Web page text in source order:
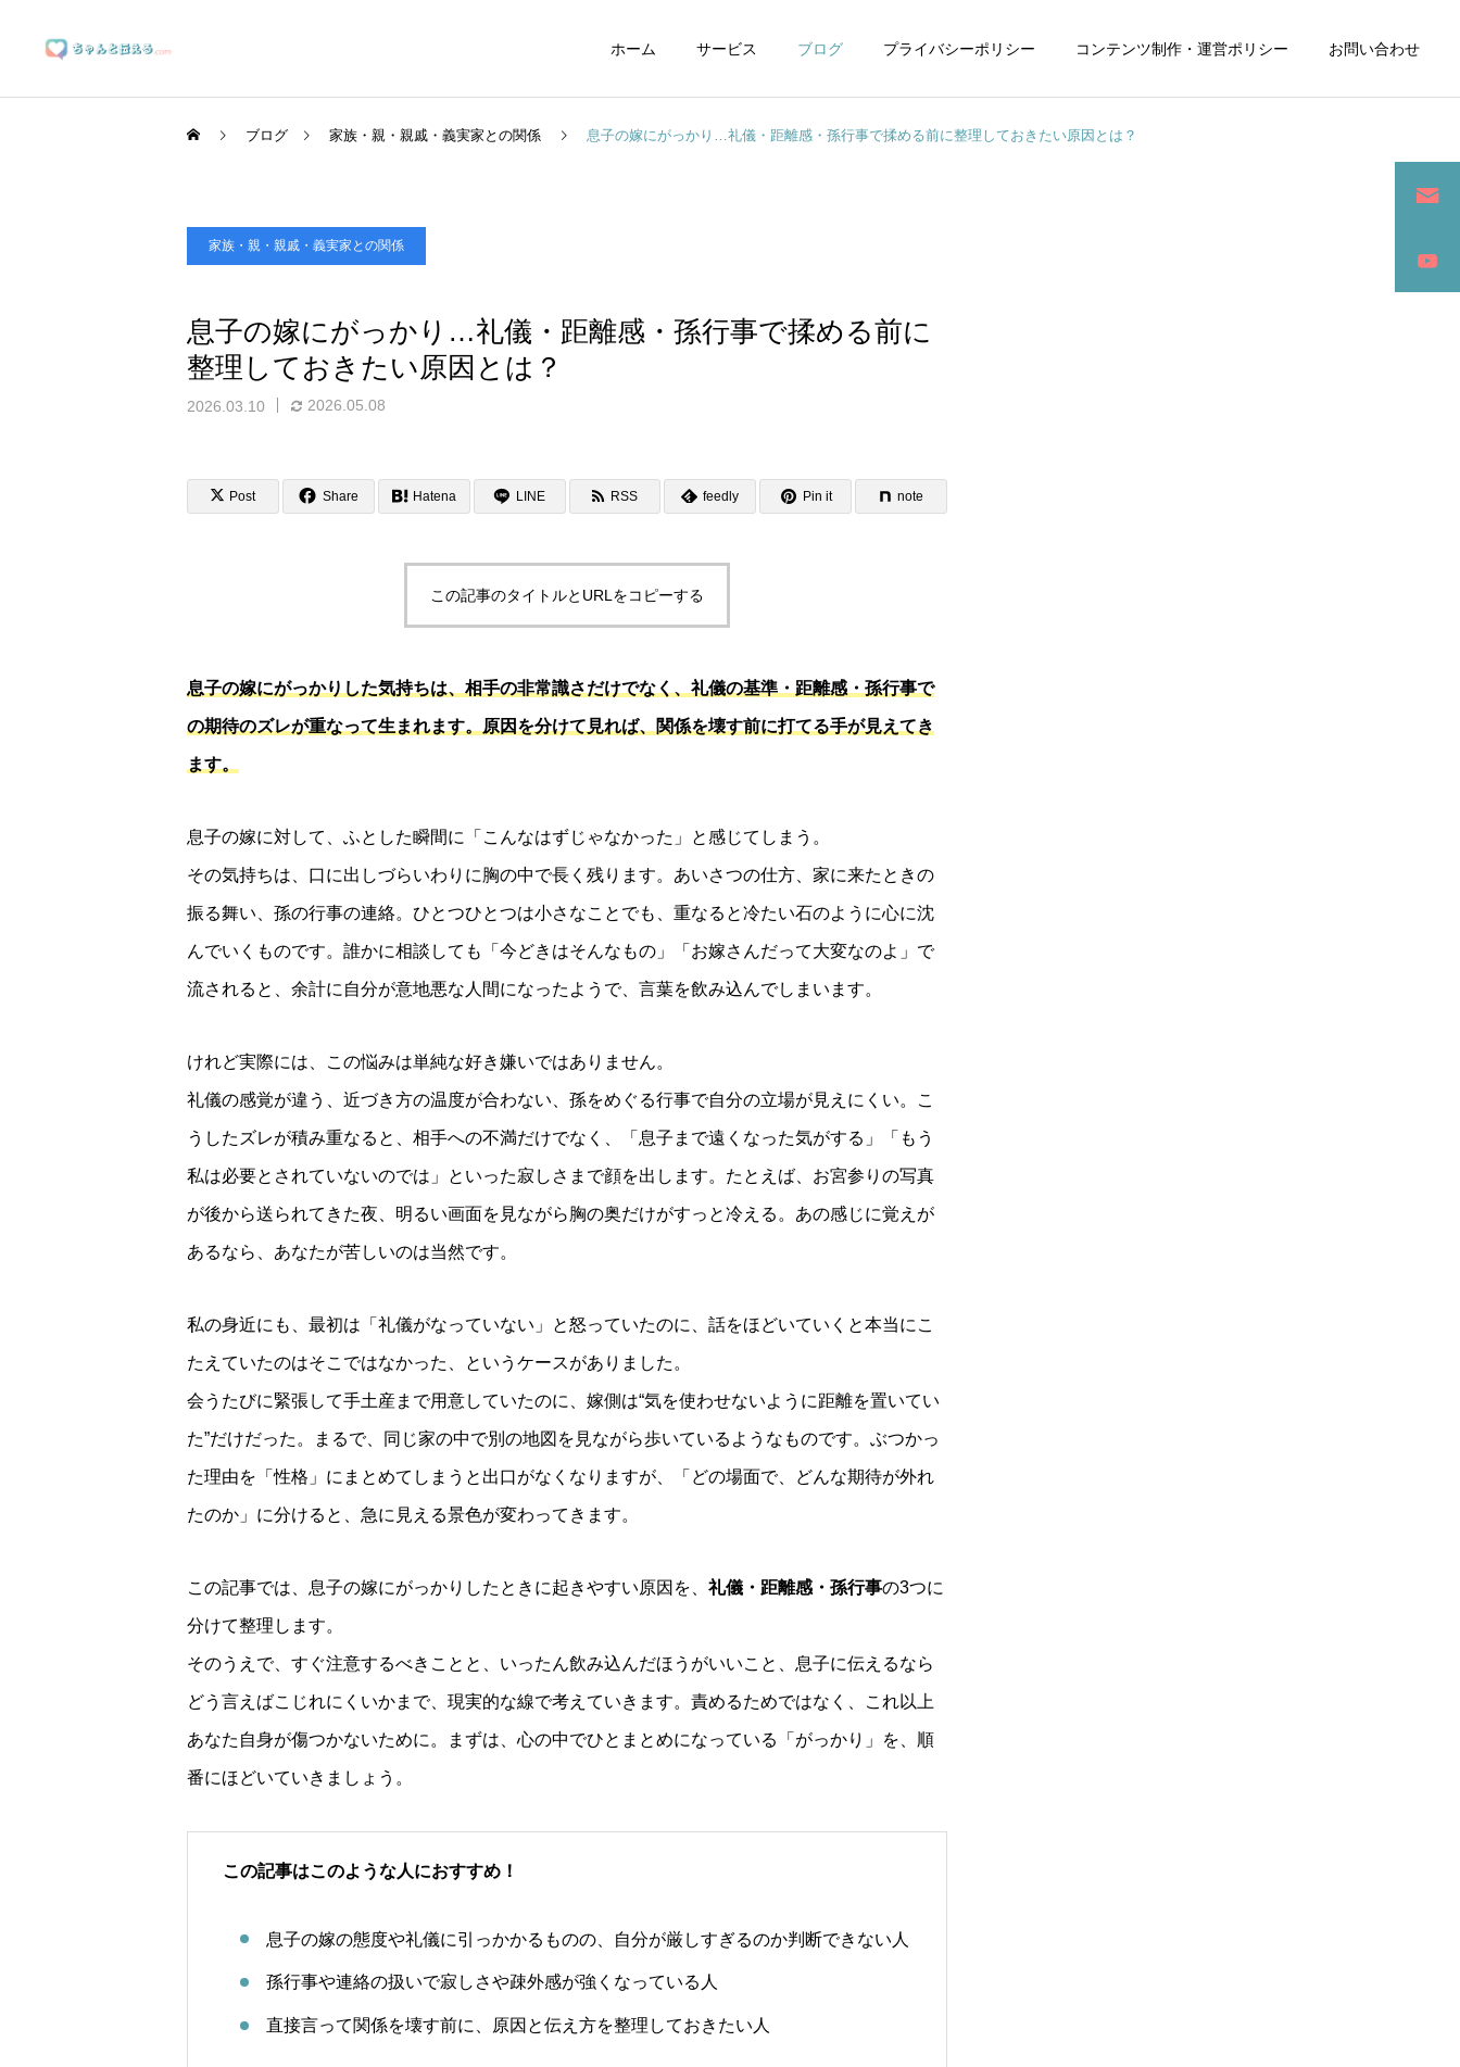
ホーム サービス ブログ プライバシーポリシー コンテンツ制作・運営ポリシー お問い合わせ
ブランディングサポート
マーケティングサポート
ブログ 家族・親・親戚・義実家との関係 息子の嫁にがっかり…礼儀・距離感・孫行事で揉める前に整理しておきたい原因とは？
家族・親・親戚・義実家との関係
息子の嫁にがっかり…礼儀・距離感・孫行事で揉める前に
整理しておきたい原因とは？
2026.03.10 2026.05.08
Post Share Hatena LINE RSS feedly Pin it note
この記事のタイトルとURLをコピーする
息子の嫁にがっかりした気持ちは、相手の非常識さだけでなく、礼儀の基準・距離感・孫行事で
の期待のズレが重なって生まれます。原因を分けて見れば、関係を壊す前に打てる手が見えてき
ます。
息子の嫁に対して、ふとした瞬間に「こんなはずじゃなかった」と感じてしまう。
その気持ちは、口に出しづらいわりに胸の中で長く残ります。あいさつの仕方、家に来たときの
振る舞い、孫の行事の連絡。ひとつひとつは小さなことでも、重なると冷たい石のように心に沈
んでいくものです。誰かに相談しても「今どきはそんなもの」「お嫁さんだって大変なのよ」で
流されると、余計に自分が意地悪な人間になったようで、言葉を飲み込んでしまいます。
けれど実際には、この悩みは単純な好き嫌いではありません。
礼儀の感覚が違う、近づき方の温度が合わない、孫をめぐる行事で自分の立場が見えにくい。こ
うしたズレが積み重なると、相手への不満だけでなく、「息子まで遠くなった気がする」「もう
私は必要とされていないのでは」といった寂しさまで顔を出します。たとえば、お宮参りの写真
が後から送られてきた夜、明るい画面を見ながら胸の奥だけがすっと冷える。あの感じに覚えが
あるなら、あなたが苦しいのは当然です。
私の身近にも、最初は「礼儀がなっていない」と怒っていたのに、話をほどいていくと本当にこ
たえていたのはそこではなかった、というケースがありました。
会うたびに緊張して手土産まで用意していたのに、嫁側は“気を使わせないように距離を置いてい
た”だけだった。まるで、同じ家の中で別の地図を見ながら歩いているようなものです。ぶつかっ
た理由を「性格」にまとめてしまうと出口がなくなりますが、「どの場面で、どんな期待が外れ
たのか」に分けると、急に見える景色が変わってきます。
この記事では、息子の嫁にがっかりしたときに起きやすい原因を、 礼儀・距離感・孫行事の3つに
分けて整理します。
そのうえで、すぐ注意するべきことと、いったん飲み込んだほうがいいこと、息子に伝えるなら
どう言えばこじれにくいかまで、現実的な線で考えていきます。責めるためではなく、これ以上
あなた自身が傷つかないために。まずは、心の中でひとまとめになっている「がっかり」を、順
番にほどいていきましょう。
この記事はこのような人におすすめ！
息子の嫁の態度や礼儀に引っかかるものの、自分が厳しすぎるのか判断できない人
孫行事や連絡の扱いで寂しさや疎外感が強くなっている人
直接言って関係を壊す前に、原因と伝え方を整理しておきたい人